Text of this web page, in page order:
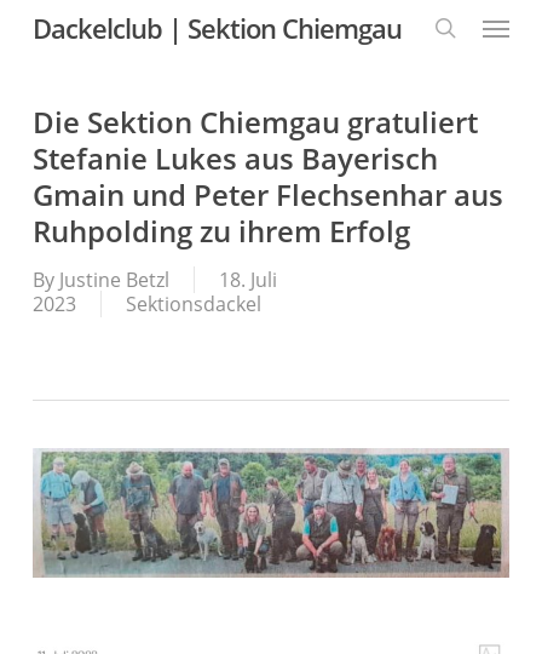
Dackelclub | Sektion Chiemgau Menu
Die Sektion Chiemgau gratuliert
Stefanie Lukes aus Bayerisch
Gmain und Peter Flechsenhar aus
Ruhpolding zu ihrem Erfolg
By Justine Betzl
18. Juli
2023
Sektionsdackel